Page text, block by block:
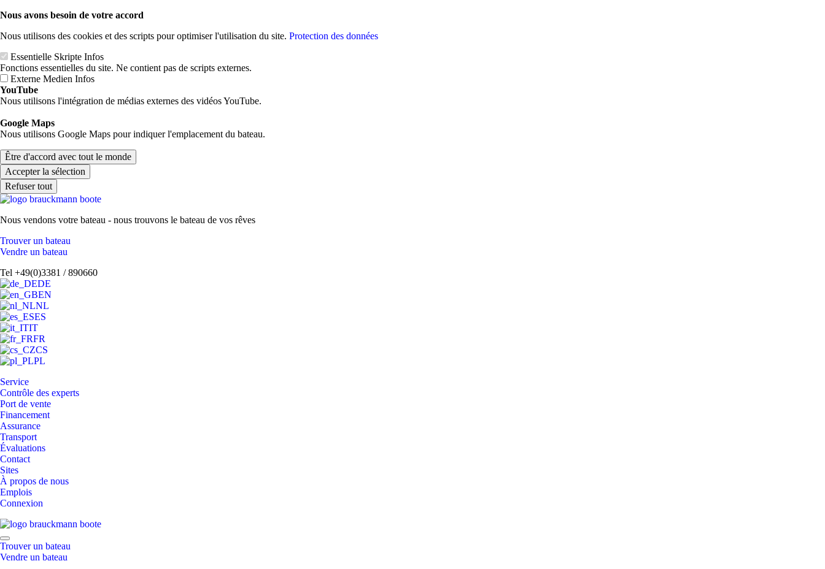
Nous avons besoin de votre accord
Nous utilisons des cookies et des scripts pour optimiser l'utilisation du site. Protection des données
Essentielle Skripte Infos
Fonctions essentielles du site. Ne contient pas de scripts externes.
Externe Medien Infos
YouTube
Nous utilisons l'intégration de médias externes des vidéos YouTube.
Google Maps
Nous utilisons Google Maps pour indiquer l'emplacement du bateau.
Être d'accord avec tout le monde
Accepter la sélection
Refuser tout
Nous vendons votre bateau - nous trouvons le bateau de vos rêves
Trouver un bateau
Vendre un bateau
Tel +49(0)3381 / 890660
DE
EN
NL
ES
IT
FR
CS
PL
Service
Contrôle des experts
Port de vente
Financement
Assurance
Transport
Évaluations
Contact
Sites
À propos de nous
Emplois
Connexion
Trouver un bateau
Vendre un bateau